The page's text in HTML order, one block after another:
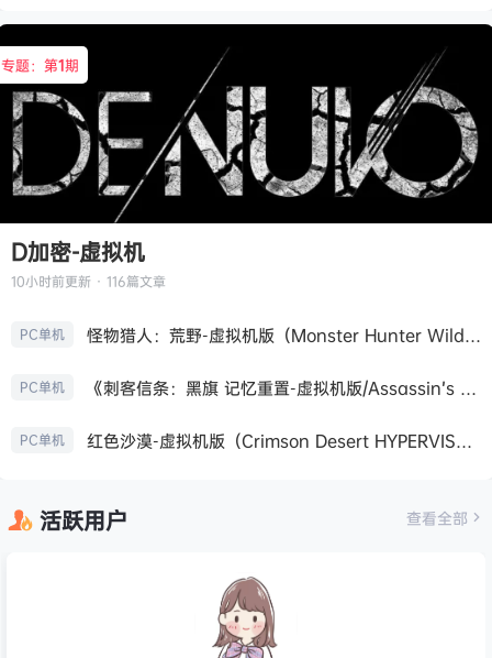
专题：第1期
D加密-虚拟机
10小时前更新 · 116篇文章
PC单机 怪物猎人：荒野-虚拟机版（Monster Hunter Wilds HYPERVISOR）免安装中文版
PC单机 《刺客信条：黑旗 记忆重置-虚拟机版/Assassin’s Creed Black Flag Resynced HYPERVISOR》免安装中文版
PC单机 红色沙漠-虚拟机版（Crimson Desert HYPERVISOR）免安装中文版
活跃用户 查看全部